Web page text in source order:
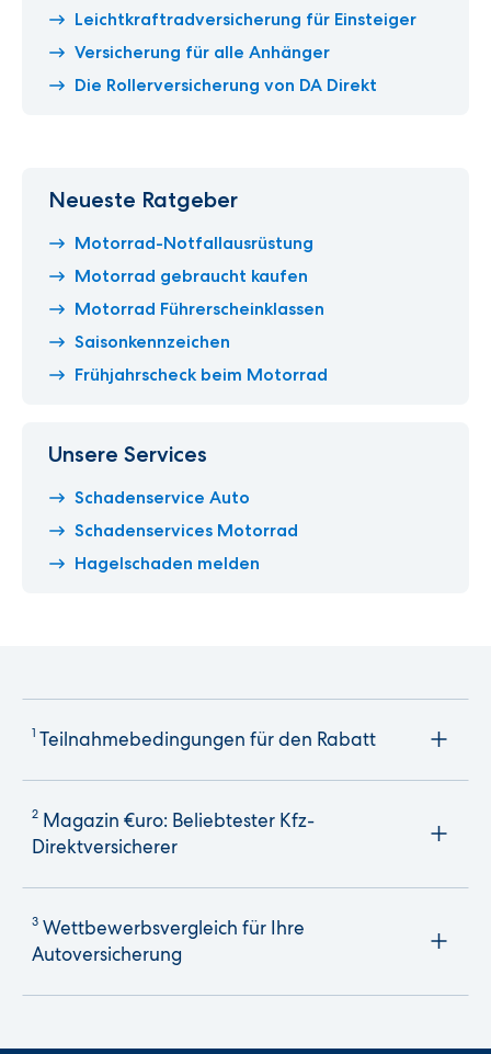
Leichtkraftradversicherung für Einsteiger
Versicherung für alle Anhänger
Die Rollerversicherung von DA Direkt
Neueste Ratgeber
Motorrad-Notfallausrüstung
Motorrad gebraucht kaufen
Motorrad Führerscheinklassen
Saisonkennzeichen
Frühjahrscheck beim Motorrad
Unsere Services
Schadenservice Auto
Schadenservices Motorrad
Hagelschaden melden
1 Teilnahmebedingungen für den Rabatt
2 Magazin €uro: Beliebtester Kfz-
Direktversicherer
3 Wettbewerbsvergleich für Ihre
Autoversicherung